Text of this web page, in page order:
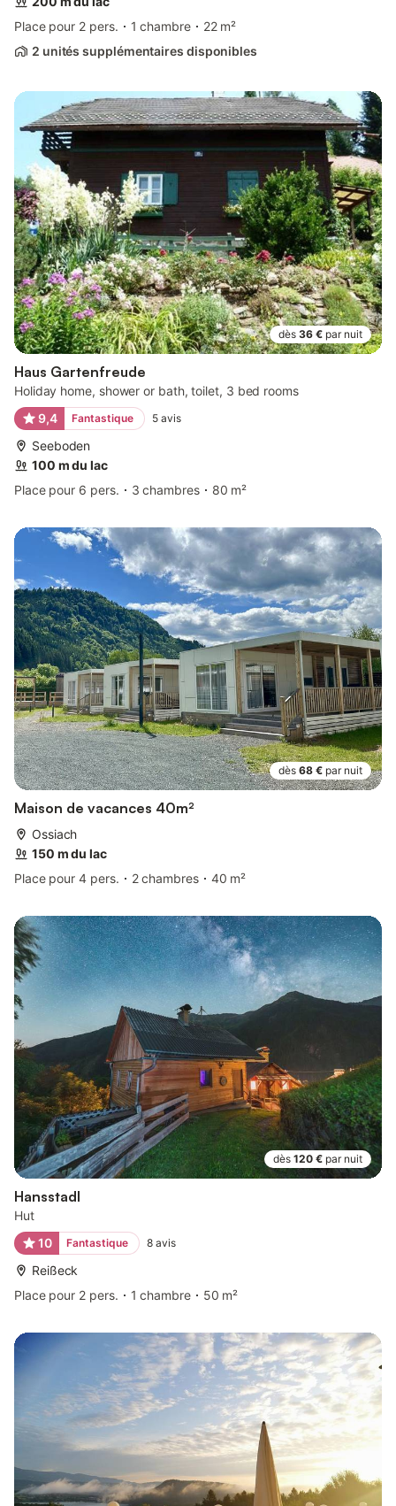
Place pour 2 pers.
1 chambre
22 m²
2 unités supplémentaires disponibles
dès 36 € par nuit
Haus Gartenfreude
Holiday home, shower or bath, toilet, 3 bed rooms
9,4
Fantastique 5 avis
Seeboden
100 m du lac
Place pour 6 pers.
3 chambres 80 m²
dès 68 € par nuit
Maison de vacances 40m²
Ossiach
150 m du lac
Place pour 4 pers.
2 chambres 40 m²
dès 120 € par nuit
Hansstadl
Hut
10
Fantastique 8 avis
Reißeck
Place pour 2 pers.
1 chambre 50 m²